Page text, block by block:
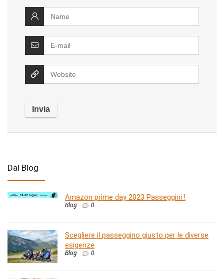
Dal Blog
Amazon prime day 2023 Passeggini !
Blog 0
Scegliere il passeggino giusto per le diverse
esigenze
Blog 0